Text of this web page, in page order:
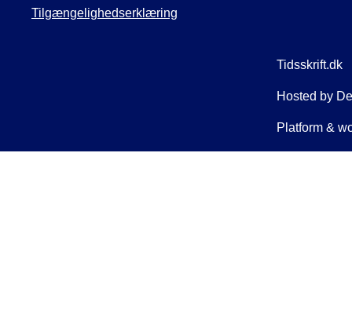
Tilgængelighedserklæring